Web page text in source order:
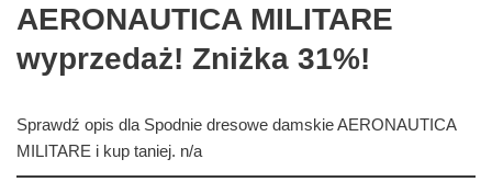
AERONAUTICA MILITARE
wyprzedaż! Zniżka 31%!
Sprawdź opis dla Spodnie dresowe damskie AERONAUTICA
MILITARE i kup taniej. n/a